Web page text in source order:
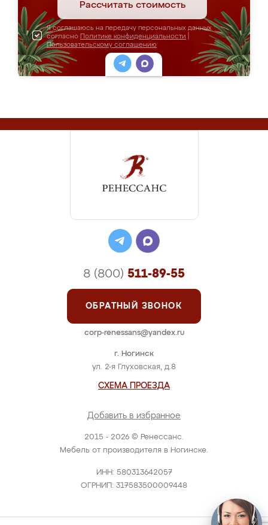
Рассчитать стоимость
Я соглашаюсь на передачу персональных данных
согласно Политике конфиденциальности
Пользовательскому соглашению
2015 - 2026 © Ренессанс.
Мебель от производителя в Ногинске.
ИНН: 580313642057
ОГРНИП: 317583500009448
г. Ногинск
ул. 2-я Глуховская, д.8
СХЕМА ПРОЕЗДА
Добавить в избранное
8 (800) 511-89-55
ОБРАТНЫЙ ЗВОНОК
corp-renessans@yandex.ru